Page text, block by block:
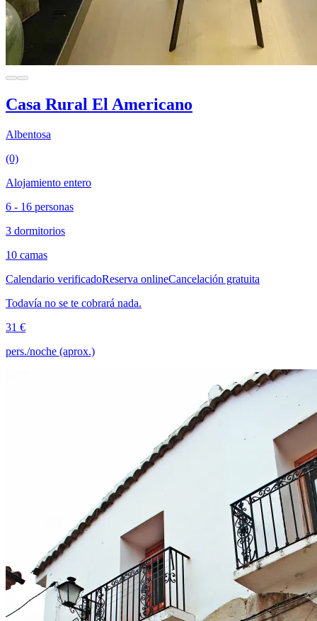
Casa Rural El Americano
Albentosa
(0)
Alojamiento entero
6 - 16 personas
3 dormitorios
10 camas
Calendario verificadoReserva onlineCancelación gratuita
Todavía no se te cobrará nada.
31 €
pers./noche (aprox.)